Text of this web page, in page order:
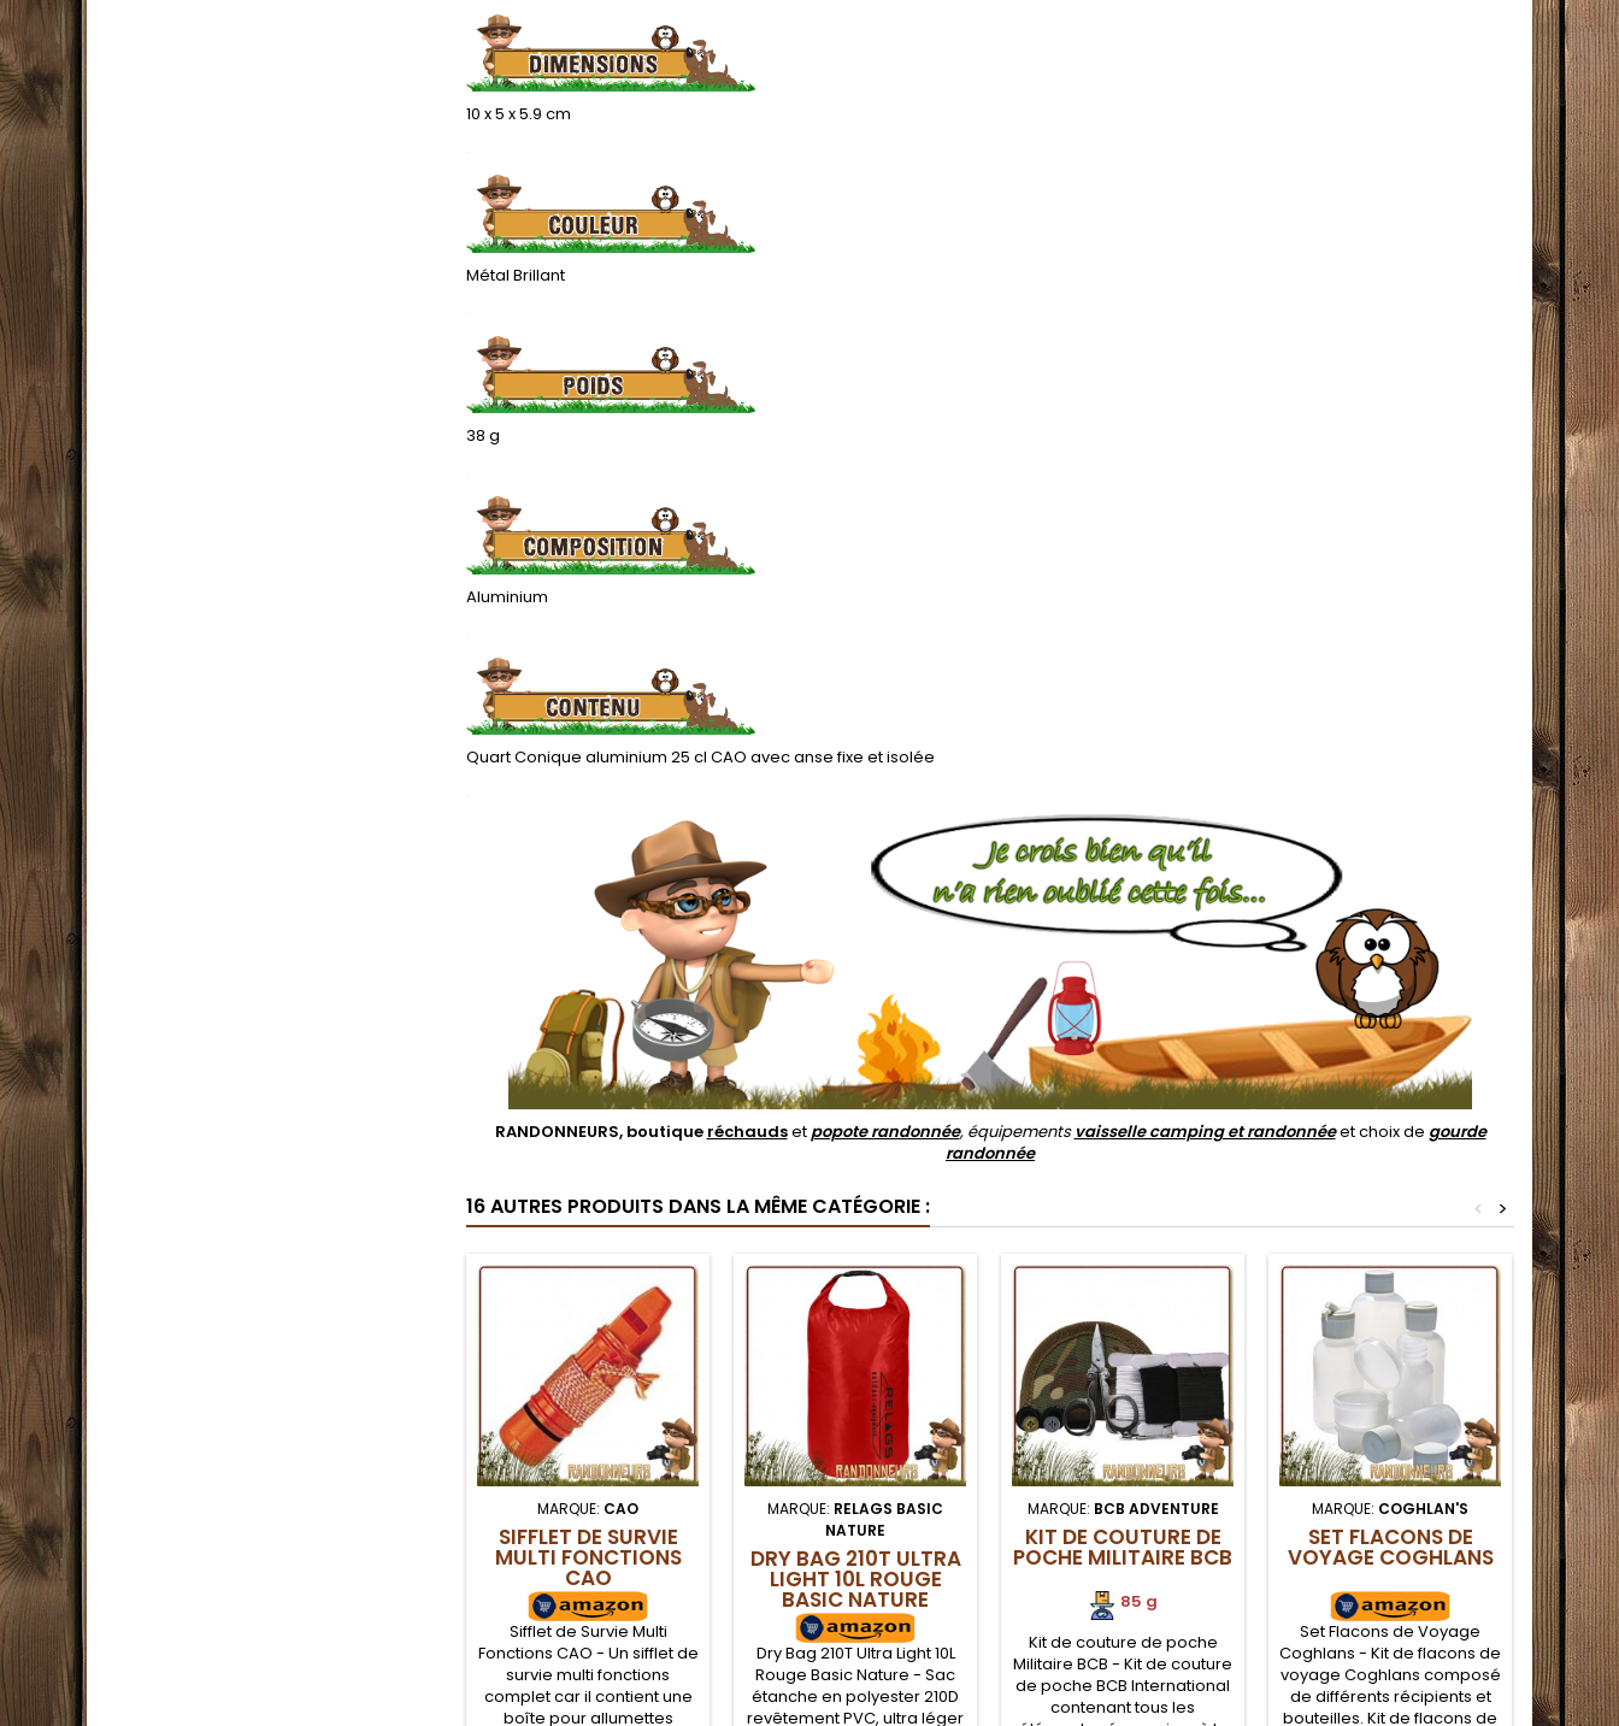
10 x 5 x 5.9 cm
.
Métal Brillant
.
38 g
.
Aluminium
.
Quart Conique aluminium 25 cl CAO avec anse fixe et isolée
.
RANDONNEURS, boutique réchaudsetpopote randonnée, équipements vaisselle camping et randonnéeet choix de gourde
randonnée
16 AUTRES PRODUITS DANS LA MÊME CATÉGORIE : >
<
MARQUE: CAO
SIFFLET DE SURVIE
MULTI FONCTIONS
CAO
Sifflet de Survie Multi
Fonctions CAO - Un sifflet de
survie multi fonctions
complet car il contient une
boîte pour allumettes
MARQUE: RELAGS BASIC
NATURE
DRY BAG 210T ULTRA
LIGHT 10L ROUGE
BASIC NATURE
Dry Bag 210T Ultra Light 10L
Rouge Basic Nature - Sac
étanche en polyester 210D
revêtement PVC, ultra léger
MARQUE: BCB ADVENTURE
KIT DE COUTURE DE
POCHE MILITAIRE BCB
85 g
Kit de couture de poche
Militaire BCB - Kit de couture
de poche BCB International
contenant tous les
MARQUE: COGHLAN'S
SET FLACONS DE
VOYAGE COGHLANS
Set Flacons de Voyage
Coghlans - Kit de flacons de
voyage Coghlans composé
de différents récipients et
bouteilles. Kit de flacons de
abri